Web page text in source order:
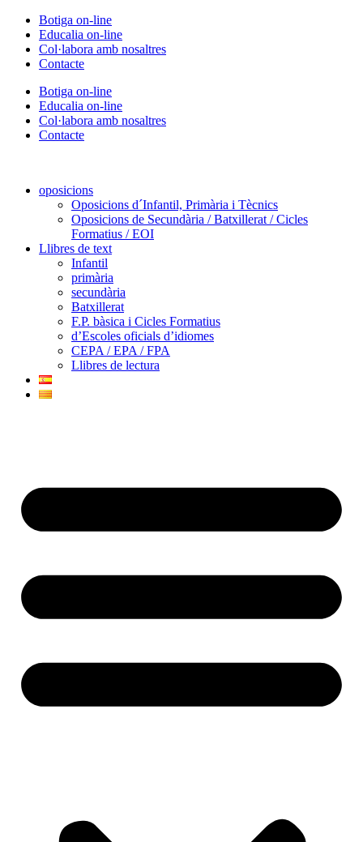
contingut
Botiga on-line
Educalia on-line
Col·labora amb nosaltres
Contacte
Botiga on-line
Educalia on-line
Col·labora amb nosaltres
Contacte
oposicions
Oposicions d´Infantil, Primària i Tècnics
Oposicions de Secundària / Batxillerat / Cicles
Formatius / EOI
Llibres de text
Infantil
primària
secundària
Batxillerat
F.P. bàsica i Cicles Formatius
d’Escoles oficials d’idiomes
CEPA / EPA / FPA
Llibres de lectura